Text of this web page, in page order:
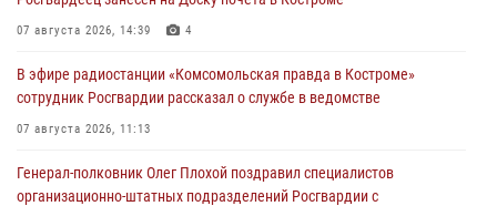
07 августа 2026, 14:39 4
В эфире радиостанции «Комсомольская правда в Костроме»
сотрудник Росгвардии рассказал о службе в ведомстве
07 августа 2026, 11:13
Генерал-полковник Олег Плохой поздравил специалистов
организационно-штатных подразделений Росгвардии с